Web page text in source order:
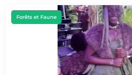
Forêts et Faune